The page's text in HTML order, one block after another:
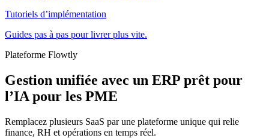
Tutoriels d’implémentation
Guides pas à pas pour livrer plus vite.
Plateforme Flowtly
Gestion unifiée avec un ERP prêt pour
l’IA pour les PME
Remplacez plusieurs SaaS par une plateforme unique qui relie
finance, RH et opérations en temps réel.